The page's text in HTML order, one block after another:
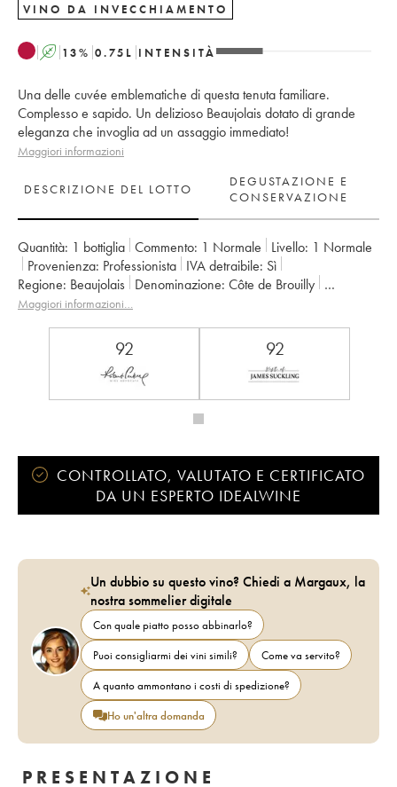
VINO DA INVECCHIAMENTO
A 13% 0.75 L INTENSITÀ
Una delle cuvée emblematiche di questa tenuta familiare.
Complesso e sapido. Un delizioso Beaujolais dotato di grande
eleganza che invoglia ad un assaggio immediato!
Maggiori informazioni
DESCRIZIONE DEL LOTTO
DEGUSTAZIONE E
CONSERVAZIONE
Quantità: 1 bottiglia Commento: 1 Normale Livello: 1 Normale
Provenienza:
professionista IVA detraibile:
sì
Regione:
Beaujolais Denominazione:
Côte de Brouilly
Proprietario:
Château Thivin
Maggiori informazioni…
92 92
CONTROLLATO, VALUTATO E CERTIFICATO
DA UN ESPERTO IDEALWINE
Un dubbio su questo vino? Chiedi a Margaux, la
nostra sommelier digitale
Con quale piatto posso abbinarlo?
Puoi consigliarmi dei vini simili?
Come va servito?
A quanto ammontano i costi di spedizione?
Ho un'altra domanda
PRESENTAZIONE